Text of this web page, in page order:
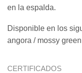
en la espalda.
Disponible en los
angora / mossy
CERTIFICADOS